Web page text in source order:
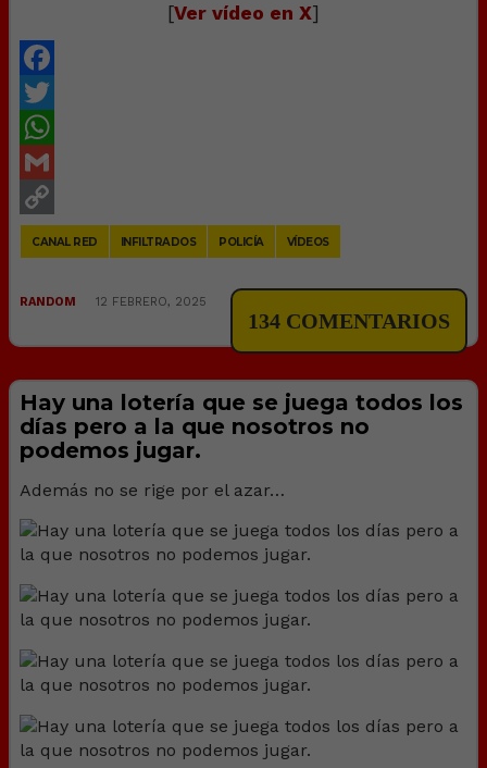
[Ver vídeo en X]
Facebook
Twitter
WhatsApp
Gmail
Copy
CANAL RED INFILTRADOS POLICÍA VÍDEOS
134 COMENTARIOS
RANDOM 12 FEBRERO, 2025
Hay una lotería que se juega todos los
días pero a la que nosotros no
podemos jugar.
Además no se rige por el azar…